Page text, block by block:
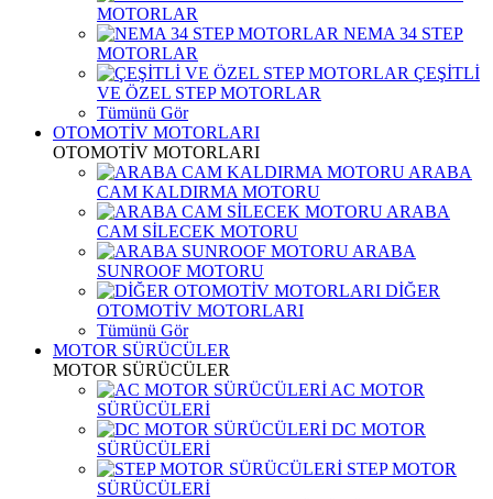
MOTORLAR
NEMA 34 STEP
MOTORLAR
ÇEŞİTLİ
VE ÖZEL STEP MOTORLAR
Tümünü Gör
OTOMOTİV MOTORLARI
OTOMOTİV MOTORLARI
ARABA
CAM KALDIRMA MOTORU
ARABA
CAM SİLECEK MOTORU
ARABA
SUNROOF MOTORU
DİĞER
OTOMOTİV MOTORLARI
Tümünü Gör
MOTOR SÜRÜCÜLER
MOTOR SÜRÜCÜLER
AC MOTOR
SÜRÜCÜLERİ
DC MOTOR
SÜRÜCÜLERİ
STEP MOTOR
SÜRÜCÜLERİ